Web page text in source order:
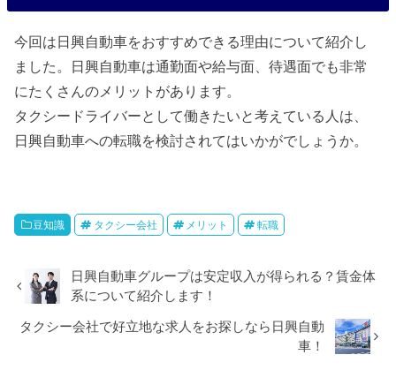
今回は日興自動車をおすすめできる理由について紹介し
ました。日興自動車は通勤面や給与面、待遇面でも非常
にたくさんのメリットがあります。
タクシードライバーとして働きたいと考えている人は、
日興自動車への転職を検討されてはいかがでしょうか。
豆知識 タクシー会社 メリット 転職
日興自動車グループは安定収入が得られる？賃金体
系について紹介します！
タクシー会社で好立地な求人をお探しなら日興自動
車！